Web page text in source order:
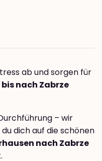
ab und sorgen für
nach Zabrze
– wir
dich auf die schönen
nach Zabrze